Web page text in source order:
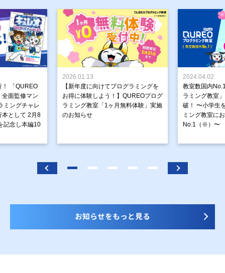
！ 「QUREO
面監修マン
ミングチャレ
本として 2月8
記念し本編10
2026.01.13
【新年度に向けてプログラミングを
お得に体験しよう！】QUREOプログ
ラミング教室「1ヶ月無料体験」実施
のお知らせ
2024.04.02
教室数国内
ラミング教室
破！ 〜小学生
ミング教室に
No.1（※）〜
お知らせをもっと見る